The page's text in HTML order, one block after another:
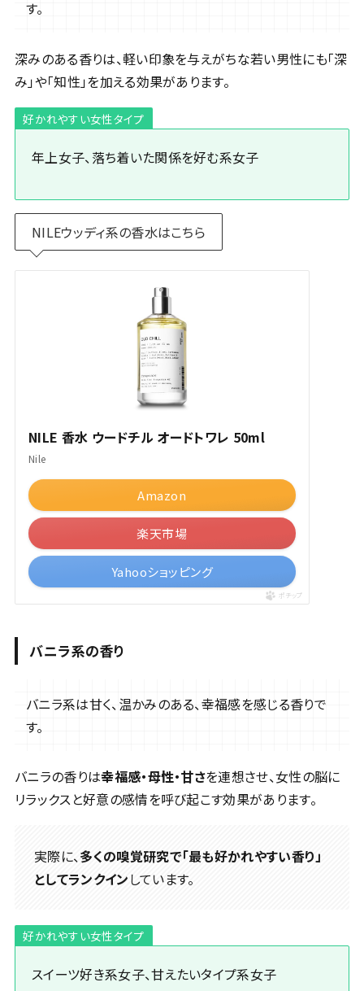
す。
深みのある香りは、軽い印象を与えがちな若い男性にも「深
み」や「知性」を加える効果があります。
好かれやすい女性タイプ
年上女子、落ち着いた関係を好む系女子
NILEウッディ系の香水はこちら
NILE 香水 ウードチル オードトワレ 50ml
Nile
Amazon
楽天市場
Yahooショッピング
ポチップ
バニラ系の香り
バニラ系は甘く、温かみのある、幸福感を感じる香りで
す。
バニラの香りは幸福感・母性・甘さを連想させ、女性の脳に
リラックスと好意の感情を呼び起こす効果があります。
実際に、多くの嗅覚研究で「最も好かれやすい香り」
としてランクインしています。
好かれやすい女性タイプ
スイーツ好き系女子、甘えたいタイプ系女子